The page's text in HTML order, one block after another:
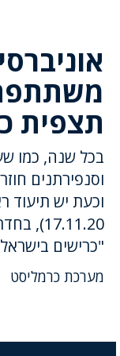
תצפית
בכל שנה, כמו
וסנפירתנים
וכעת יש תיעוד
"כרישים
מערכת כרמליסט